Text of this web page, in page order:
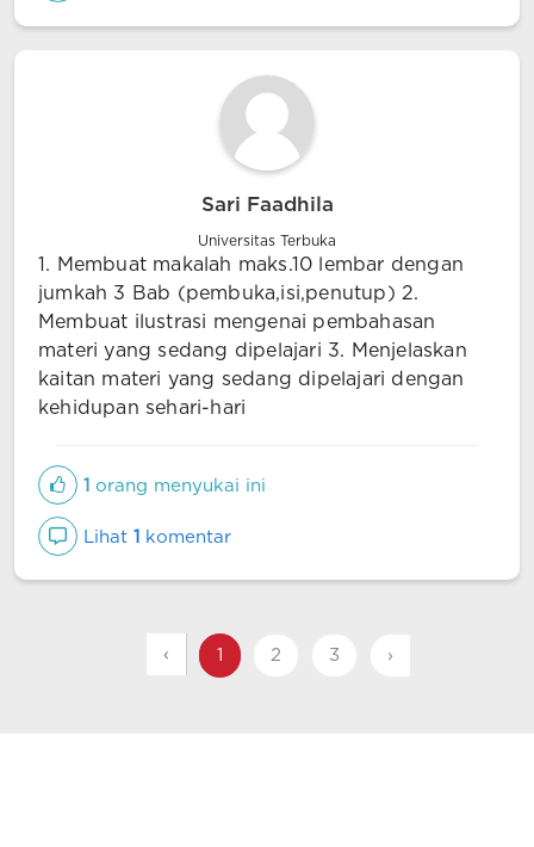
Sari Faadhila
Universitas Terbuka
1. Membuat makalah maks.10 lembar dengan
jumkah 3 Bab (pembuka,isi,penutup) 2.
Membuat ilustrasi mengenai pembahasan
materi yang sedang dipelajari 3. Menjelaskan
kaitan materi yang sedang dipelajari dengan
kehidupan sehari-hari
1 orang menyukai ini
Lihat 1 komentar
‹ 1 2 3 ›